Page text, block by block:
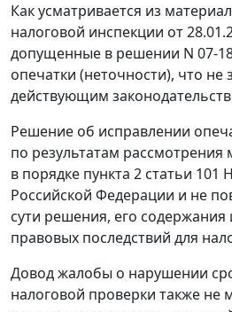
Как усматривается из
налоговой инспекции от
допущенные в решении N 07-
опечатки (неточности), что
действующим
Решение об исправлении
по результатам рассмотрения
в порядке пункта 2 статьи 101
Российской Федерации и не
сути решения, его содержания
правовых последствий для
Довод жалобы о нарушении
налоговой проверки также не